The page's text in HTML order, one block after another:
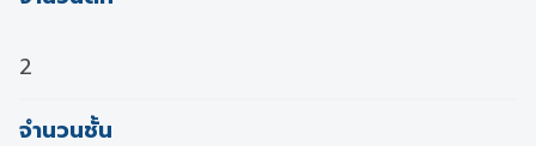
2
จำนวนชั้น